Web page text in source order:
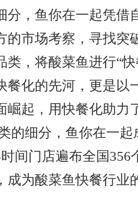
分，鱼你在一起凭借
的市场考察，寻找突
类，将酸菜鱼进行“
餐化的先河，更是以
崛起，用快餐化助力
的细分，鱼你在一
间门店遍布全国356
成为酸菜鱼快餐行业